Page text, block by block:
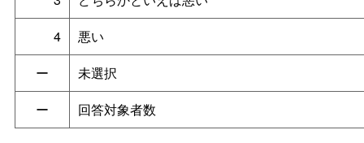
4
悪い
ー
未選択
ー
回答対象者数